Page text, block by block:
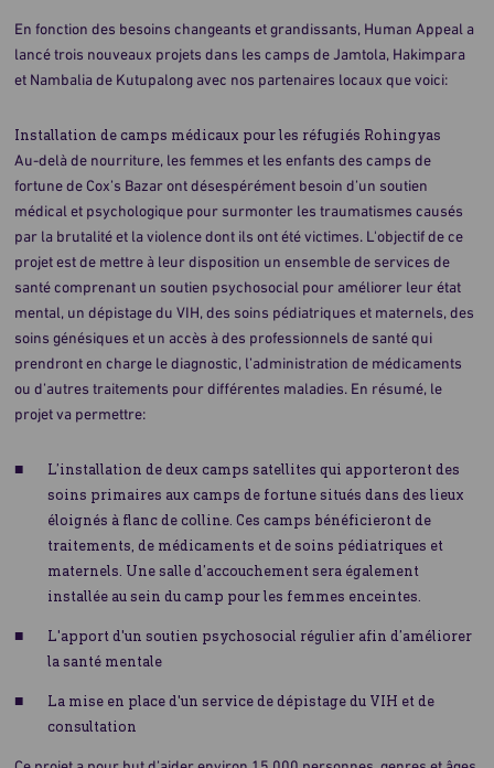
En fonction des besoins changeants et grandissants, Human Appeal a
lancé trois nouveaux projets dans les camps de Jamtola, Hakimpara
et Nambalia de Kutupalong avec nos partenaires locaux que voici:
Installation de camps médicaux pour les réfugiés Rohingyas
Au-delà de nourriture, les femmes et les enfants des camps de
fortune de Cox’s Bazar ont désespérément besoin d’un soutien
médical et psychologique pour surmonter les traumatismes causés
par la brutalité et la violence dont ils ont été victimes. L'objectif de ce
projet est de mettre à leur disposition un ensemble de services de
santé comprenant un soutien psychosocial pour améliorer leur état
mental, un dépistage du VIH, des soins pédiatriques et maternels, des
soins génésiques et un accès à des professionnels de santé qui
prendront en charge le diagnostic, l’administration de médicaments
ou d’autres traitements pour différentes maladies. En résumé, le
projet va permettre:
L’installation de deux camps satellites qui apporteront des
soins primaires aux camps de fortune situés dans des lieux
éloignés à flanc de colline. Ces camps bénéficieront de
traitements, de médicaments et de soins pédiatriques et
maternels. Une salle d’accouchement sera également
installée au sein du camp pour les femmes enceintes.
L'apport d'un soutien psychosocial régulier afin d’améliorer
la santé mentale
La mise en place d'un service de dépistage du VIH et de
consultation